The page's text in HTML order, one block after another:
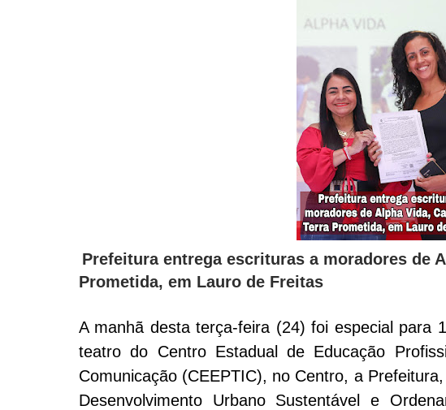
Prefeitura entrega escrituras a moradores de
Prometida, em Lauro de Freitas
A manhã desta terça-feira (24) foi especial para
teatro do Centro Estadual de Educação
Comunicação (CEEPTIC), no Centro, a
Desenvolvimento Urbano Sustentável e